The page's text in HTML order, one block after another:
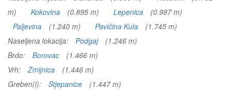
m)
Kokovina (0.895 m) Lepenica
(0.987 m)
Paljevina
(1.240 m) Pavičina Kula
(1.745 m)
Naseljena lokacija:
Podgaj
(1.246 m)
Brdo:
Borovac
(1.466 m)
Vrh:
Zmijnica
(1.446 m)
Greben(i):
Stjepanice (1.447 m)